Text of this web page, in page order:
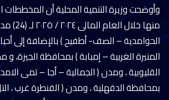
وأوضحت وزيرة التنمية المحلية أن المخططات
منها
الحوامدية – الصف- أطفيح ) بالإضافة إلى
المنيرة الغربية – إمبابة ) بمحافظة الجيزة،
القليوبية ، ومدن ( الجمالية – أجا – تمى
بمحافظة الدقهلية ، ومدن ( القنطرة غرب ،